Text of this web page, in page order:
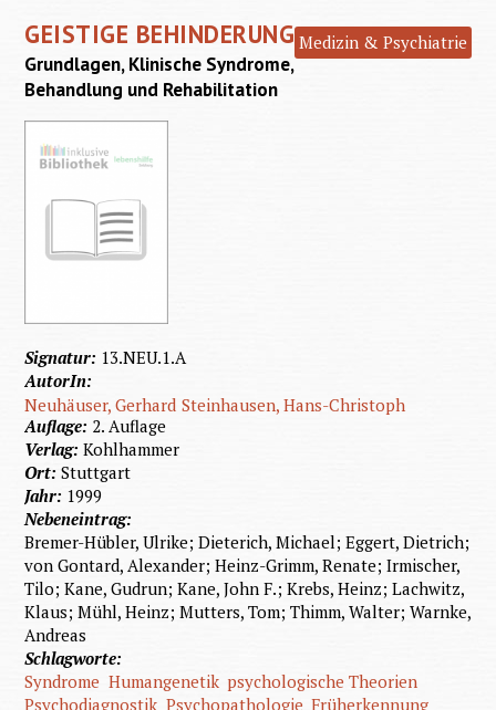
GEISTIGE BEHINDERUNGMedizin & Psychiatrie
Grundlagen, Klinische Syndrome,
Behandlung und Rehabilitation
Signatur: 13.NEU.1.A
AutorIn:
Neuhäuser, Gerhard Steinhausen, Hans-Christoph
Auflage: 2. Auflage
Verlag:Kohlhammer
Ort:Stuttgart
Jahr: 1999
Nebeneintrag:
Bremer-Hübler, Ulrike; Dieterich, Michael; Eggert, Dietrich;
von Gontard, Alexander; Heinz-Grimm, Renate; Irmischer,
Tilo; Kane, Gudrun; Kane, John F.; Krebs, Heinz; Lachwitz,
Klaus; Mühl, Heinz; Mutters, Tom; Thimm, Walter; Warnke,
Andreas
Schlagworte:
Syndrome Humangenetik psychologische Theorien
Psychodiagnostik Psychopathologie Früherkennung